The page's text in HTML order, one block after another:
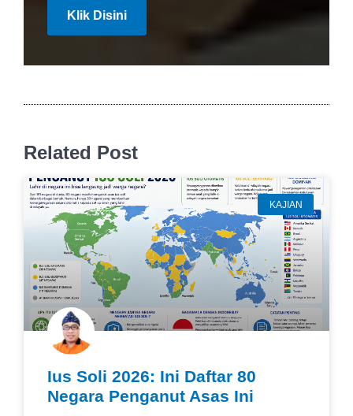
Klik Disini
Related Post
KAJIAN
Ius Soli 2026: Ini Daftar 80
Negara Penganut Asas Ini